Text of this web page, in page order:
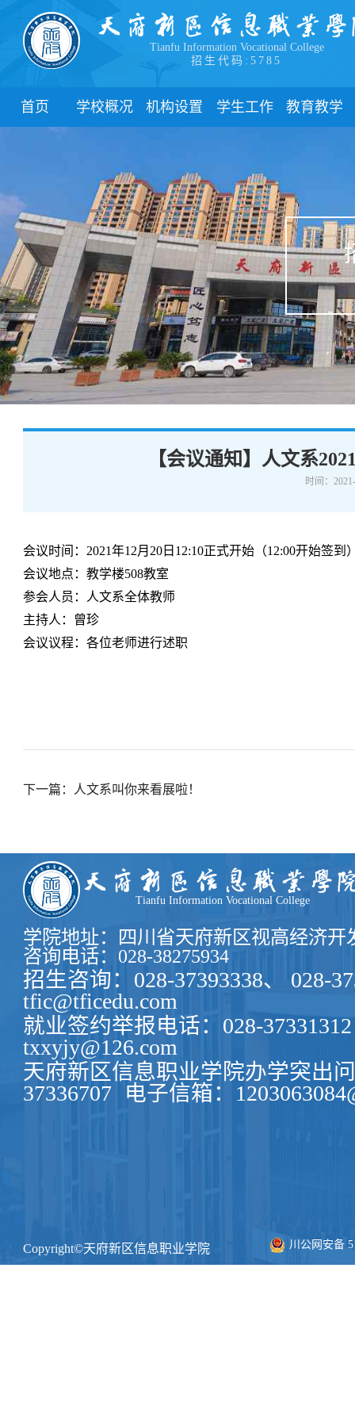
Tianfu Information Vocational College
招生代码:5785
首页 学校概况
学院领导
办学理念
办学特色
校园风貌
机构设置
职能部门
学生工作
新闻动态
团委
管理制度
学生风采
心理健康
学生资助
下载中心
联系我们
教育教学
教学制度
教学通知
教学动态
实践教学
专业建设
课程建设
教学改革
学术交流
【会议通知】人文系
时间：
会议时间：2021年12月20日12:10正式开始（12:00开始签到
会议地点：教学楼508教室
参会人员：人文系全体教师
主持人：曾珍
会议议程：各位老师进行述职
下一篇：人文系叫你来看展啦！
Tianfu Information Vocational College
学院地址：四川省天府新区视高经济开
咨询电话：028-38275934
招生咨询：028-37393338、 028-
tfic@tficedu.com
就业签约举报电话：028-37331312
txxyjy@126.com
天府新区信息职业学院办学突出
37336707
电子信箱：
Copyright©天府新区信息职业学院 川公网安备